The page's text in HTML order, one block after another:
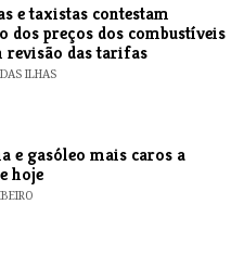
e taxistas contestam
dos preços dos combustíveis
revisão das tarifas
ILHAS
e gasóleo mais caros a
hoje